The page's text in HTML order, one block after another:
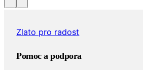
Zlato pro radost
Pomoc a podpora